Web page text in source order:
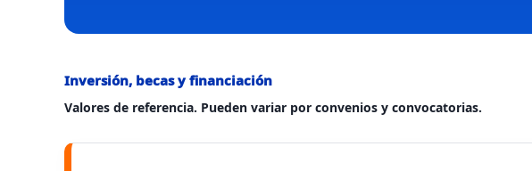
Inversión, becas y financiación
Valores de referencia. Pueden variar por convenios y convocatorias.